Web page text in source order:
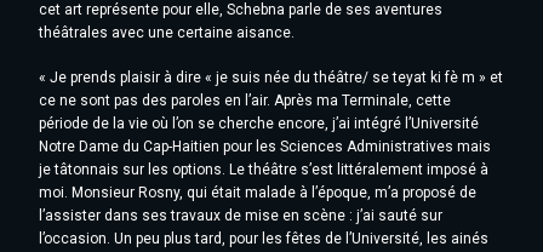
cet art représente pour elle, Schebna parle de ses aventures
théâtrales avec une certaine aisance.
« Je prends plaisir à dire « je suis née du théâtre/ se teyat ki fè m » et
ce ne sont pas des paroles en l’air. Après ma Terminale, cette
période de la vie où l’on se cherche encore, j’ai intégré l’Université
Notre Dame du Cap-Haitien pour les Sciences Administratives mais
je tâtonnais sur les options. Le théâtre s’est littéralement imposé à
moi. Monsieur Rosny, qui était malade à l’époque, m’a proposé de
l’assister dans ses travaux de mise en scène : j’ai sauté sur
l’occasion. Un peu plus tard, pour les fêtes de l’Université, les ainés